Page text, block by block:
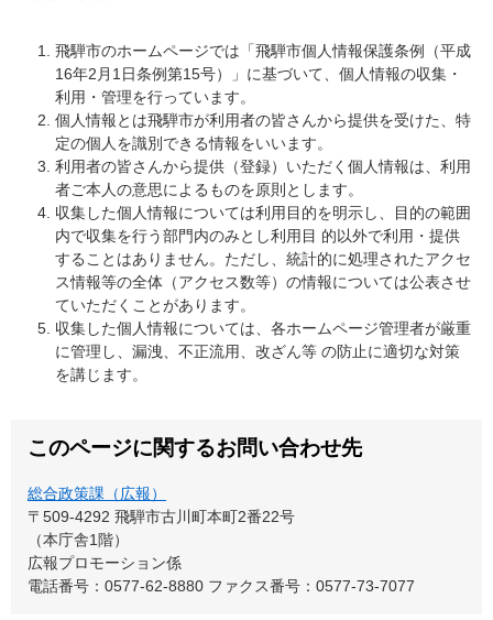
飛騨市のホームページでは「飛騨市個人情報保護条例（平成
16年2月1日条例第15号）」に基づいて、個人情報の収集・
利用・管理を行っています。
個人情報とは飛騨市が利用者の皆さんから提供を受けた、特
定の個人を識別できる情報をいいます。
利用者の皆さんから提供（登録）いただく個人情報は、利用
者ご本人の意思によるものを原則とします。
収集した個人情報については利用目的を明示し、目的の範囲
内で収集を行う部門内のみとし利用目 的以外で利用・提供
することはありません。ただし、統計的に処理されたアクセ
ス情報等の全体（アクセス数等）の情報については公表させ
ていただくことがあります。
収集した個人情報については、各ホームページ管理者が厳重
に管理し、漏洩、不正流用、改ざん等 の防止に適切な対策
を講じます。
このページに関するお問い合わせ先
総合政策課（広報）
〒509-4292 飛騨市古川町本町2番22号
（本庁舎1階）
広報プロモーション係
電話番号：0577-62-8880 ファクス番号：0577-73-7077